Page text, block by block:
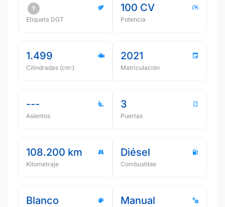
Etiqueta DGT
100 CV
Potencia
1.499
Cilindradas (cmᵌ)
2021
Matriculación
---
Asientos
3
Puertas
108.200 km
Kilometraje
Diésel
Combustible
Blanco Manual